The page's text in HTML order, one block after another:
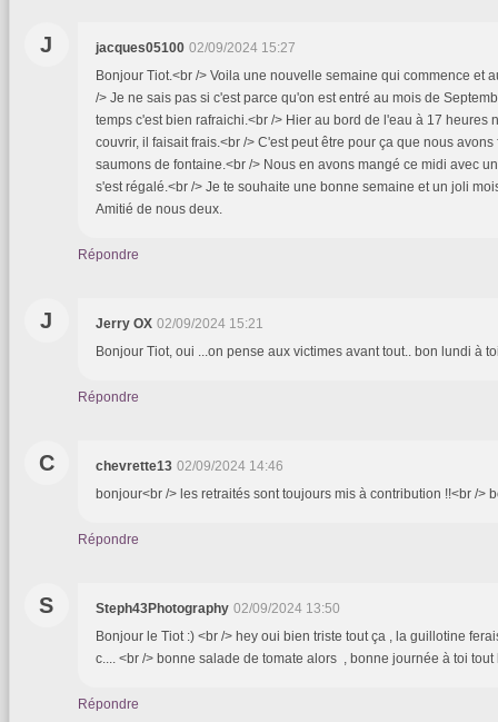
J jacques05100 02/09/2024 15:27
Bonjour Tiot.<br /> Voila une nouvelle semaine qui commence et
/> Je ne sais pas si c'est parce qu'on est entré au mois de
temps c'est bien rafraichi.<br /> Hier au bord de l'eau à 17 heures
couvrir, il faisait frais.<br /> C'est peut être pour ça que nous
saumons de fontaine.<br /> Nous en avons mangé ce midi avec
s'est régalé.<br /> Je te souhaite une bonne semaine et un joli
Amitié de nous deux.
Répondre
J Jerry OX 02/09/2024 15:21
Bonjour Tiot, oui ...on pense aux victimes avant tout.. bon lundi à
Répondre
C chevrette13 02/09/2024 14:46
bonjour<br /> les retraités sont toujours mis à contribution !!<br />
Répondre
S Steph43Photography 02/09/2024 13:50
Bonjour le Tiot :) <br /> hey oui bien triste tout ça , la guillotine
c.... <br /> bonne salade de tomate alors , bonne journée à toi
Répondre